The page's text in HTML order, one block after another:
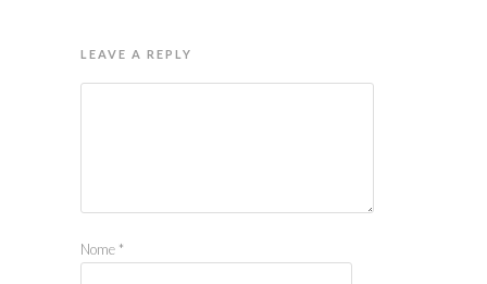
LEAVE A REPLY
Nome *